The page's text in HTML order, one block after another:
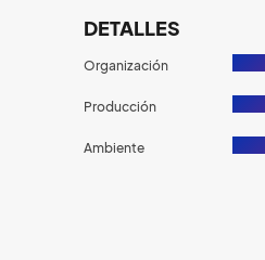
DETALLES
Organización
Producción
Ambiente